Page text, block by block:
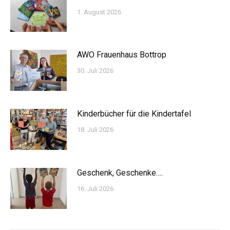
1. August 2026
AWO Frauenhaus Bottrop
30. Juli 2026
Kinderbücher für die Kindertafel
18. Juli 2026
Geschenk, Geschenke….
16. Juli 2026